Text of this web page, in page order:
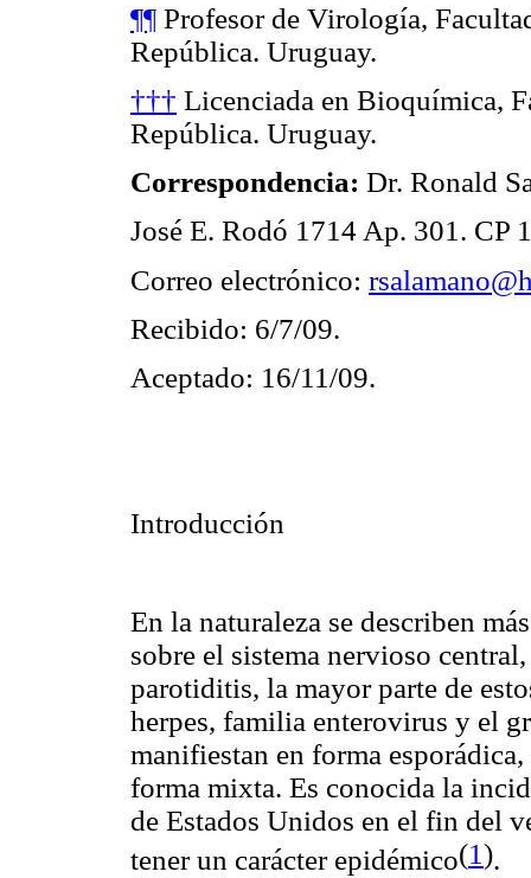
¶¶ Profesor de Virología,
República. Uruguay.
††† Licenciada en Bioquímica,
República. Uruguay.
Correspondencia: Dr. Ronald
José E. Rodó 1714 Ap. 301. CP
Correo electrónico:
Recibido: 6/7/09.
Aceptado: 16/11/09.
Introducción
En la naturaleza se describen
sobre el sistema nervioso
parotiditis, la mayor parte de
herpes, familia enterovirus y el
manifiestan en forma
forma mixta. Es conocida la
de Estados Unidos en el fin del
tener un carácter epidémico(1).